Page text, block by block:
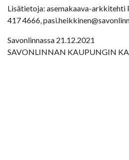
Lisätietoja: asemakaava-arkkitehti
417 4666,
Savonlinnassa 21.12.2021
SAVONLINNAN KAUPUNGIN